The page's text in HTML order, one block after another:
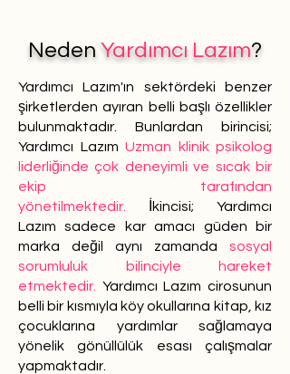
Neden Yardımcı Lazım?
Yardımcı Lazım'ın sektördeki benzer
şirketlerden ayıran belli başlı özellikler
bulunmaktadır. Bunlardan birincisi;
Yardımcı Lazım Uzman klinik psikolog
liderliğinde çok deneyimli ve sıcak bir
ekip tarafından
yönetilmektedir.
İkincisi; Yardımcı
Lazım sadece kar amacı güden bir
marka değil aynı zamanda sosyal
sorumluluk bilinciyle hareket
etmektedir.
Yardımcı Lazım cirosunun
belli bir kısmıyla köy okullarına kitap, kız
çocuklarına yardımlar sağlamaya
yönelik gönüllülük esası çalışmalar
yapmaktadır.